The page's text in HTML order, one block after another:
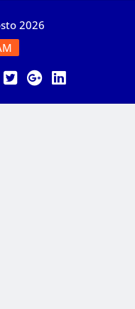
2026